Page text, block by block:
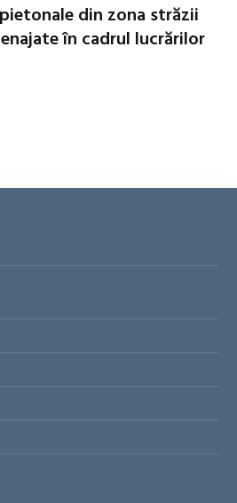
din zona străzii
în cadrul lucrărilor